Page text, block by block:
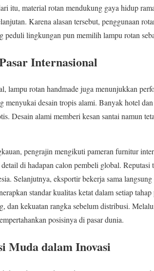
itu, material rotan mendukung gaya hidup
Karena alasan tersebut, penggunaan
peduli lingkungan pun memilih lampu rotan
Internasional
lampu rotan handmade juga menunjukkan
menyukai desain tropis alami. Banyak hotel
Desain alami memberi kesan santai namun
pengrajin mengikuti pameran furnitur
di hadapan calon pembeli global.
Selanjutnya, eksportir bekerja sama
standar kualitas ketat dalam setiap
dan kekuatan rangka sebelum distribusi.
posisinya di pasar dunia.
Muda dalam Inovasi